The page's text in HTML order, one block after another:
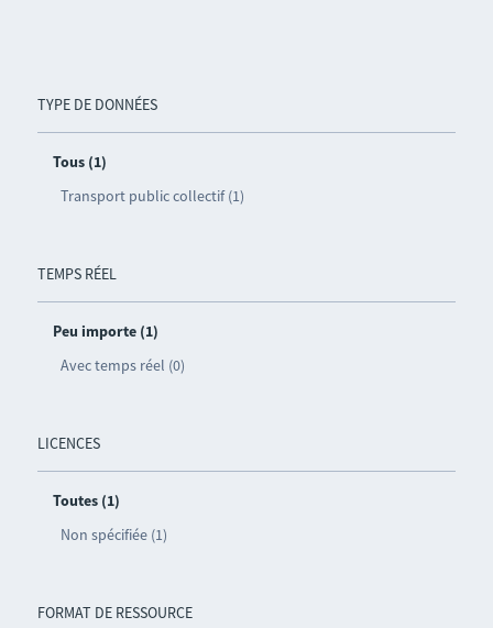
TYPE DE DONNÉES
Tous (1)
Transport public collectif (1)
TEMPS RÉEL
Peu importe (1)
Avec temps réel (0)
LICENCES
Toutes (1)
Non spécifiée (1)
FORMAT DE RESSOURCE